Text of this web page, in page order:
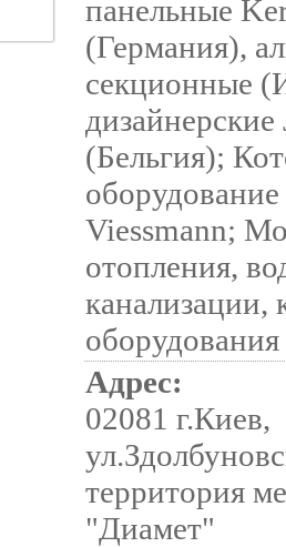
панельные
(Германия),
секционные
(Бельгия);
Viessmann;
отопления,
канализации,
оборудования
Адрес:
02081 г.Киев,
территория
"Диамет"